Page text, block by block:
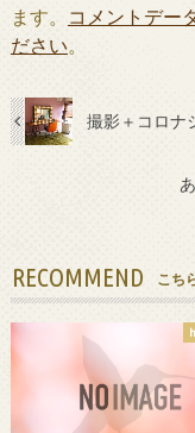
ます。
コメントデー
ださい。
撮影＋コロナ
RECOMMEND こち